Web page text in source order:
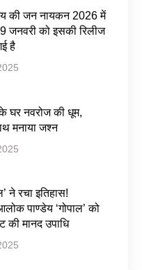
की जन नायकन 2026 में
जनवरी को इसकी रिलीज
है
के घर नवरोज की धूम,
मनाया जश्न
ने रचा इतिहास!
पाण्डेय ‘गोपाल’ को
की मानद उपाधि